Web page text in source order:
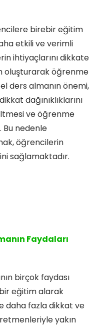
birebir eğitim
etkili ve verimli
ihtiyaçlarını dikkate
oluşturarak öğrenme
ders almanın önemi,
dağınıklıklarını
ve öğrenme
Bu nedenle
öğrencilerin
sağlamaktadır.
Faydaları
birçok faydası
eğitim alarak
daha fazla dikkat ve
yakın